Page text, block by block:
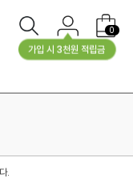
가입 시 3천원 적립금
0
.